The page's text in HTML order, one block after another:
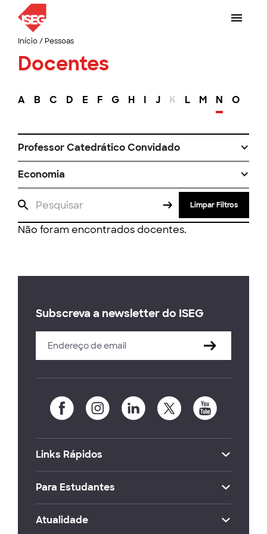
Início/ Pessoas
Docentes
A B C D E F G H I J K L M N O
Professor Catedrático Convidado
Economia
Limpar Filtros
Não foram encontrados docentes.
Subscreva a newsletter do ISEG
Links Rápidos
Para Estudantes
Atualidade